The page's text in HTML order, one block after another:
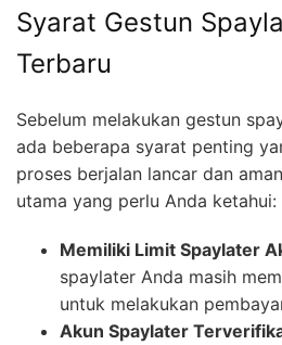
Syarat Gestun
Terbaru
Sebelum melakukan gestun
ada beberapa syarat penting
proses berjalan lancar dan
utama yang perlu Anda ketahui:
Memiliki Limit Spaylater
spaylater Anda masih
untuk melakukan
Akun Spaylater